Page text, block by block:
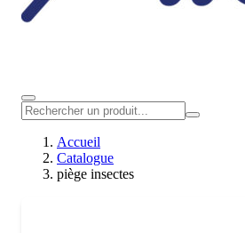
Accueil
Catalogue
piège insectes